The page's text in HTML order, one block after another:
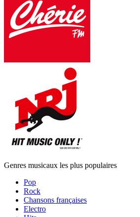
Genres musicaux les plus populaires
Pop
Rock
Chansons françaises
Electro